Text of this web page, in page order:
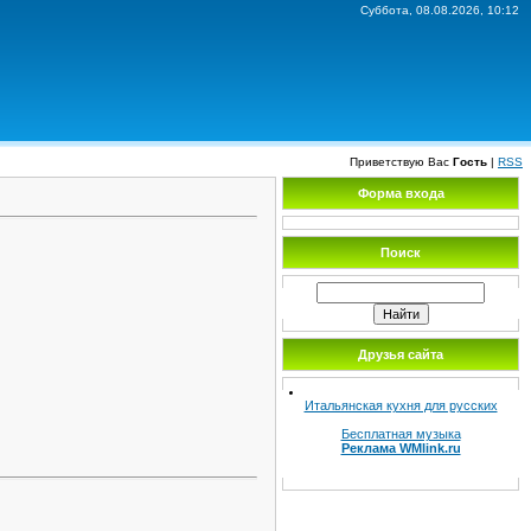
Суббота, 08.08.2026, 10:12
Приветствую Вас Гость | RSS
Форма входа
Поиск
Друзья сайта
Итальянская кухня для русских
Бесплатная музыка
Реклама WMlink.ru